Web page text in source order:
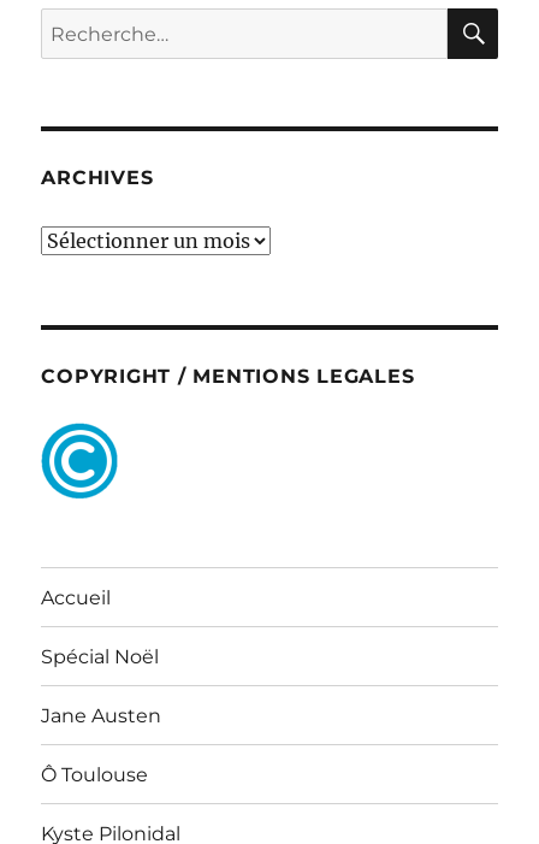
Recherche
pour :
ARCHIVES
ARCHIVES
COPYRIGHT / MENTIONS LEGALES
Accueil
Spécial Noël
Jane Austen
Ô Toulouse
Kyste Pilonidal